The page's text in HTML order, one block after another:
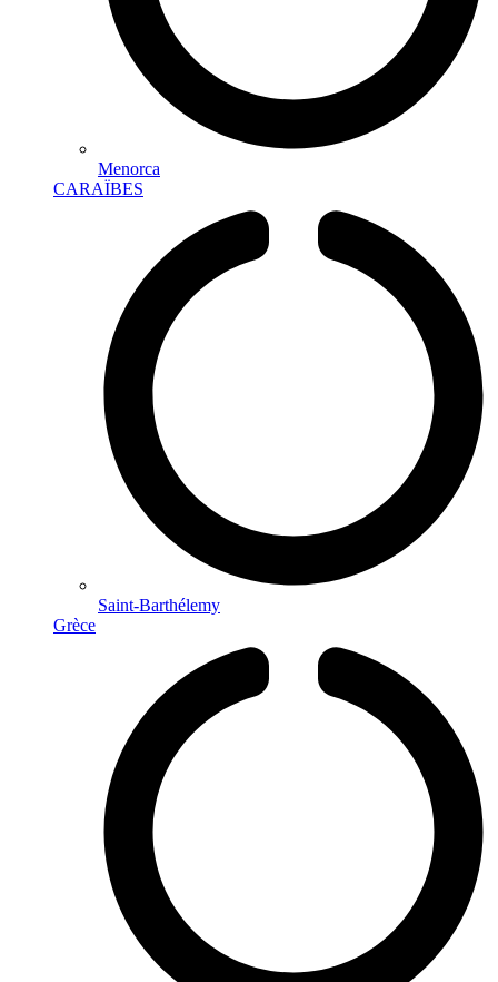
Menorca
CARAÏBES
Saint-Barthélemy
Grèce